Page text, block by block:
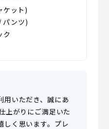
ケット)
パンツ)
ク
用いただき、誠にあ
上がりにご満足いた
しく思います。プレ